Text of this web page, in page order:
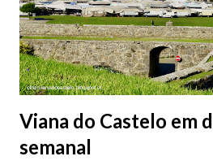
Viana do Castelo em
semanal